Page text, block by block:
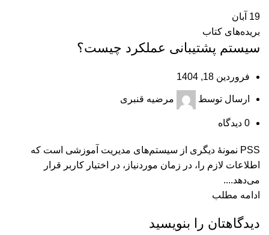
19 آبان
بریده‌های کتاب
سیستم پشتیبانی عملکرد چیست؟
فروردین 18, 1404
ارسال توسط مرضیه قنبری
0 دیدگاه
PSS نمونۀ دیگری از سیستم‌های مدیریت آموزشی است که
اطلاعات لازم را، در زمان موردنیاز، در اختیار کاربر قرار
می‌دهد....
ادامه مطلب
دیدگاهتان را بنویسید